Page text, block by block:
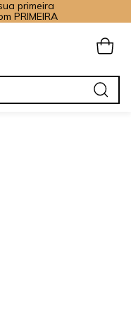
primeira
PRIMEIRA